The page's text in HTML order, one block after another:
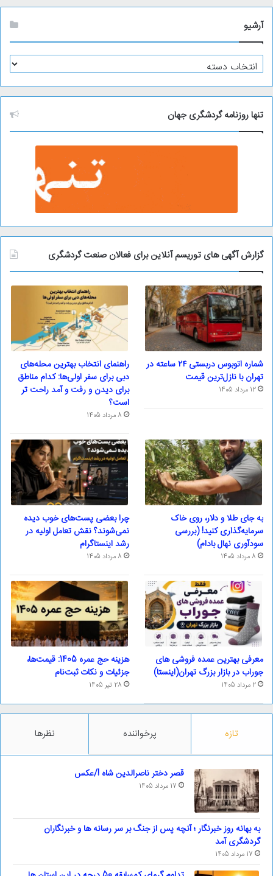
آرشیو
ر
ش
ی
و
تنها روزنامه گردشگری جهان
گزارش آگهی های توریسم آنلاین برای فعالان صنعت گردشگری
شماره اتوبوس دربستی ۲۴ ساعته در
تهران با نازل‌ترین قیمت
12 مرداد 1405
راهنمای انتخاب بهترین محله‌های
دبی برای سفر اولی‌ها: کدام مناطق
برای دیدن و رفت و آمد راحت تر
است؟
8 مرداد 1405
به جای طلا و دلار، روی خاک
سرمایه‌گذاری کنید! (بررسی
سودآوری نهال بادام)
8 مرداد 1405
چرا بعضی پست‌های خوب دیده
نمی‌شوند؟ نقش تعامل اولیه در
رشد اینستاگرام
8 مرداد 1405
معرفی بهترین عمده فروشی های
جوراب در بازار بزرگ تهران(اینستا)
2 مرداد 1405
هزینه حج عمره 1405: قیمت‌ها،
جزئیات و نکات ثبت‌نام
28 تیر 1405
تازه پرخواننده نظرها
قصر دختر ناصرالدین شاه !/عکس
17 مرداد 1405
به بهانه روز خبرنگار ؛ آنچه پس از جنگ بر سر رسانه ها و خبرنگاران
گردشگری آمد
17 مرداد 1405